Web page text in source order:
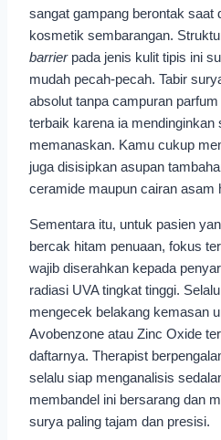
sangat gampang berontak saat
kosmetik sembarangan.
barrierpada jenis kulit tipis ini
mudah pecah-pecah. Tabir
absolut tanpa campuran
terbaik karena ia
memanaskan. Kamu cukup
juga disisipkan asupan
ceramide maupun cairan asam
Sementara itu, untuk pasien
bercak hitam penuaan, fokus
wajib diserahkan kepada
radiasi UVA tingkat tinggi.
mengecek belakang kemasan
Avobenzone atau Zinc Oxide
daftarnya. Therapist
selalu siap menganalisis
membandel ini bersarang dan
surya paling tajam dan presisi.